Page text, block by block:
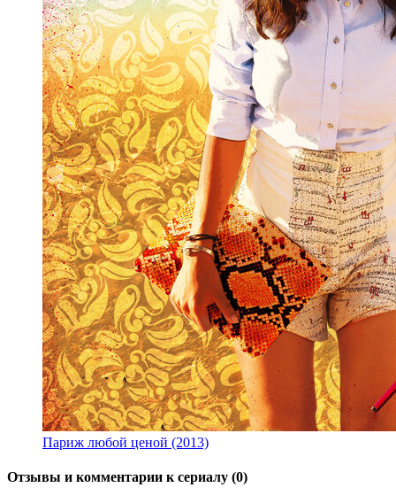
Париж любой ценой (2013)
Отзывы и комментарии к сериалу (0)